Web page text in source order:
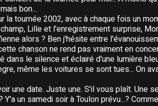
bon...
la tournée 2002, avec à chaque fois un
Lille et l'enregistrement surprise,
alors ? Ben j'hésite entre
chanson ne rend pas vraiment en
dans le silence et éclairé d'une lumière
même les voitures se sont tues... On
une date. Juste une. S'il vous plaît. Une
Y'a un samedi soir à Toulon prévu...?